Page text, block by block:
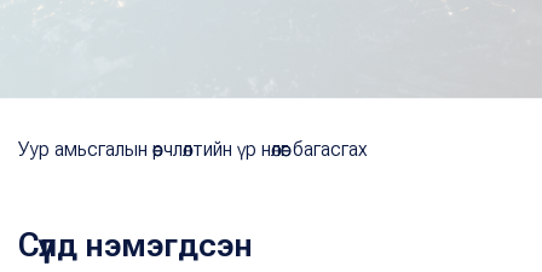
Уур амьсгалын өөрчлөлтийн үр нөлөөг багасгах
Сүүлд нэмэгдсэн